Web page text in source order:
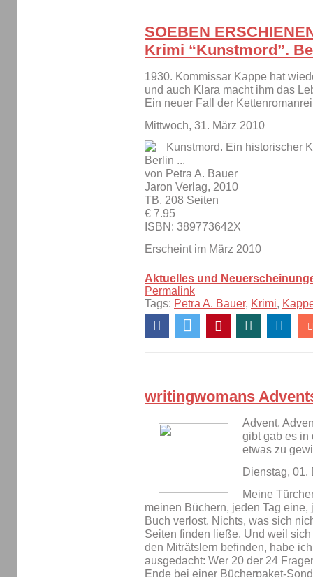
SOEBEN
Krimi “Kunstmord”.
1930. Kommissar Kappe hat
und auch Klara macht ihm das
Ein neuer Fall der
Mittwoch, 31. März 2010
Kunstmord. Ein historischer
Berlin ...
von Petra A. Bauer
Jaron Verlag, 2010
TB, 208 Seiten
€ 7.95
ISBN: 389773642X
Erscheint im März 2010
Aktuelles und
Permalink
Tags: Petra A. Bauer, Krimi,
writingwomans
Advent,
gibtgab es in
etwas zu
Dienstag, 01.
Meine
meinen Büchern, jeden Tag
Buch verlost. Nichts, was sich
Seiten finden ließe. Und weil
den Miträtslern befinden, habe
ausgedacht: Wer 20 der 24
Ende bei einer Bücherpaket-